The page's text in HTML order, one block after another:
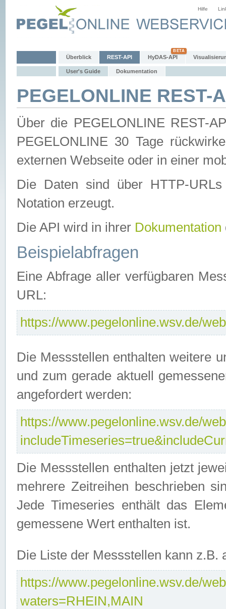
Hilfe
Überblick REST-API HyDAS-API
User's Guide Dokumentation
PEGELONLINE REST-
Über die PEGELONLINE REST-
PEGELONLINE 30 Tage
externen Webseite oder in einer
Die Daten sind über HTTP-
Notation erzeugt.
Die API wird in ihrer Dokumentation
Beispielabfragen
Eine Abfrage aller verfügbaren
URL:
https://www.pegelonline.wsv.de/
Die Messstellen enthalten weitere
und zum gerade aktuell
angefordert werden:
https://www.pegelonline.wsv.de/
Die Messstellen enthalten jetzt
mehrere Zeitreihen beschrieben
Jede Timeseries enthält das
gemessene Wert enthalten ist.
Die Liste der Messstellen kann
https://www.pegelonline.wsv.de/
waters=RHEIN,MAIN